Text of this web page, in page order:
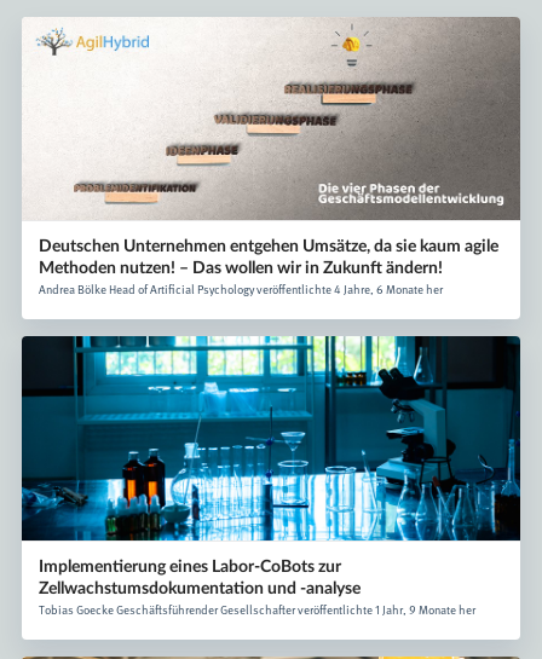
Deutschen Unternehmen entgehen Umsätze, da sie kaum agile
Methoden nutzen! – Das wollen wir in Zukunft ändern!
Andrea Bölke Head of Artificial Psychology veröffentlichte 4 Jahre, 6 Monate her
Implementierung eines Labor-CoBots zur
Zellwachstumsdokumentation und -analyse
Tobias Goecke Geschäftsführender Gesellschafter veröffentlichte 1 Jahr, 9 Monate her